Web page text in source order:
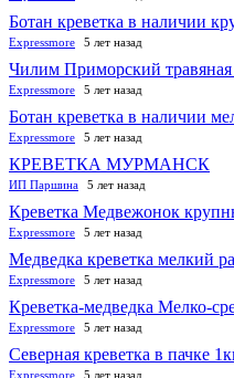
Ботан креветка в наличии
Expressmore 5 лет назад
Чилим Приморский травяная
Expressmore 5 лет назад
Ботан креветка в наличии
Expressmore 5 лет назад
КРЕВЕТКА МУРМАНСК
ИП Паршина 5 лет назад
Креветка Медвежонок
Expressmore 5 лет назад
Медведка креветка мелкий
Expressmore 5 лет назад
Креветка-медведка Мелко-
Expressmore 5 лет назад
Северная креветка в пачке
Expressmore 5 лет назад